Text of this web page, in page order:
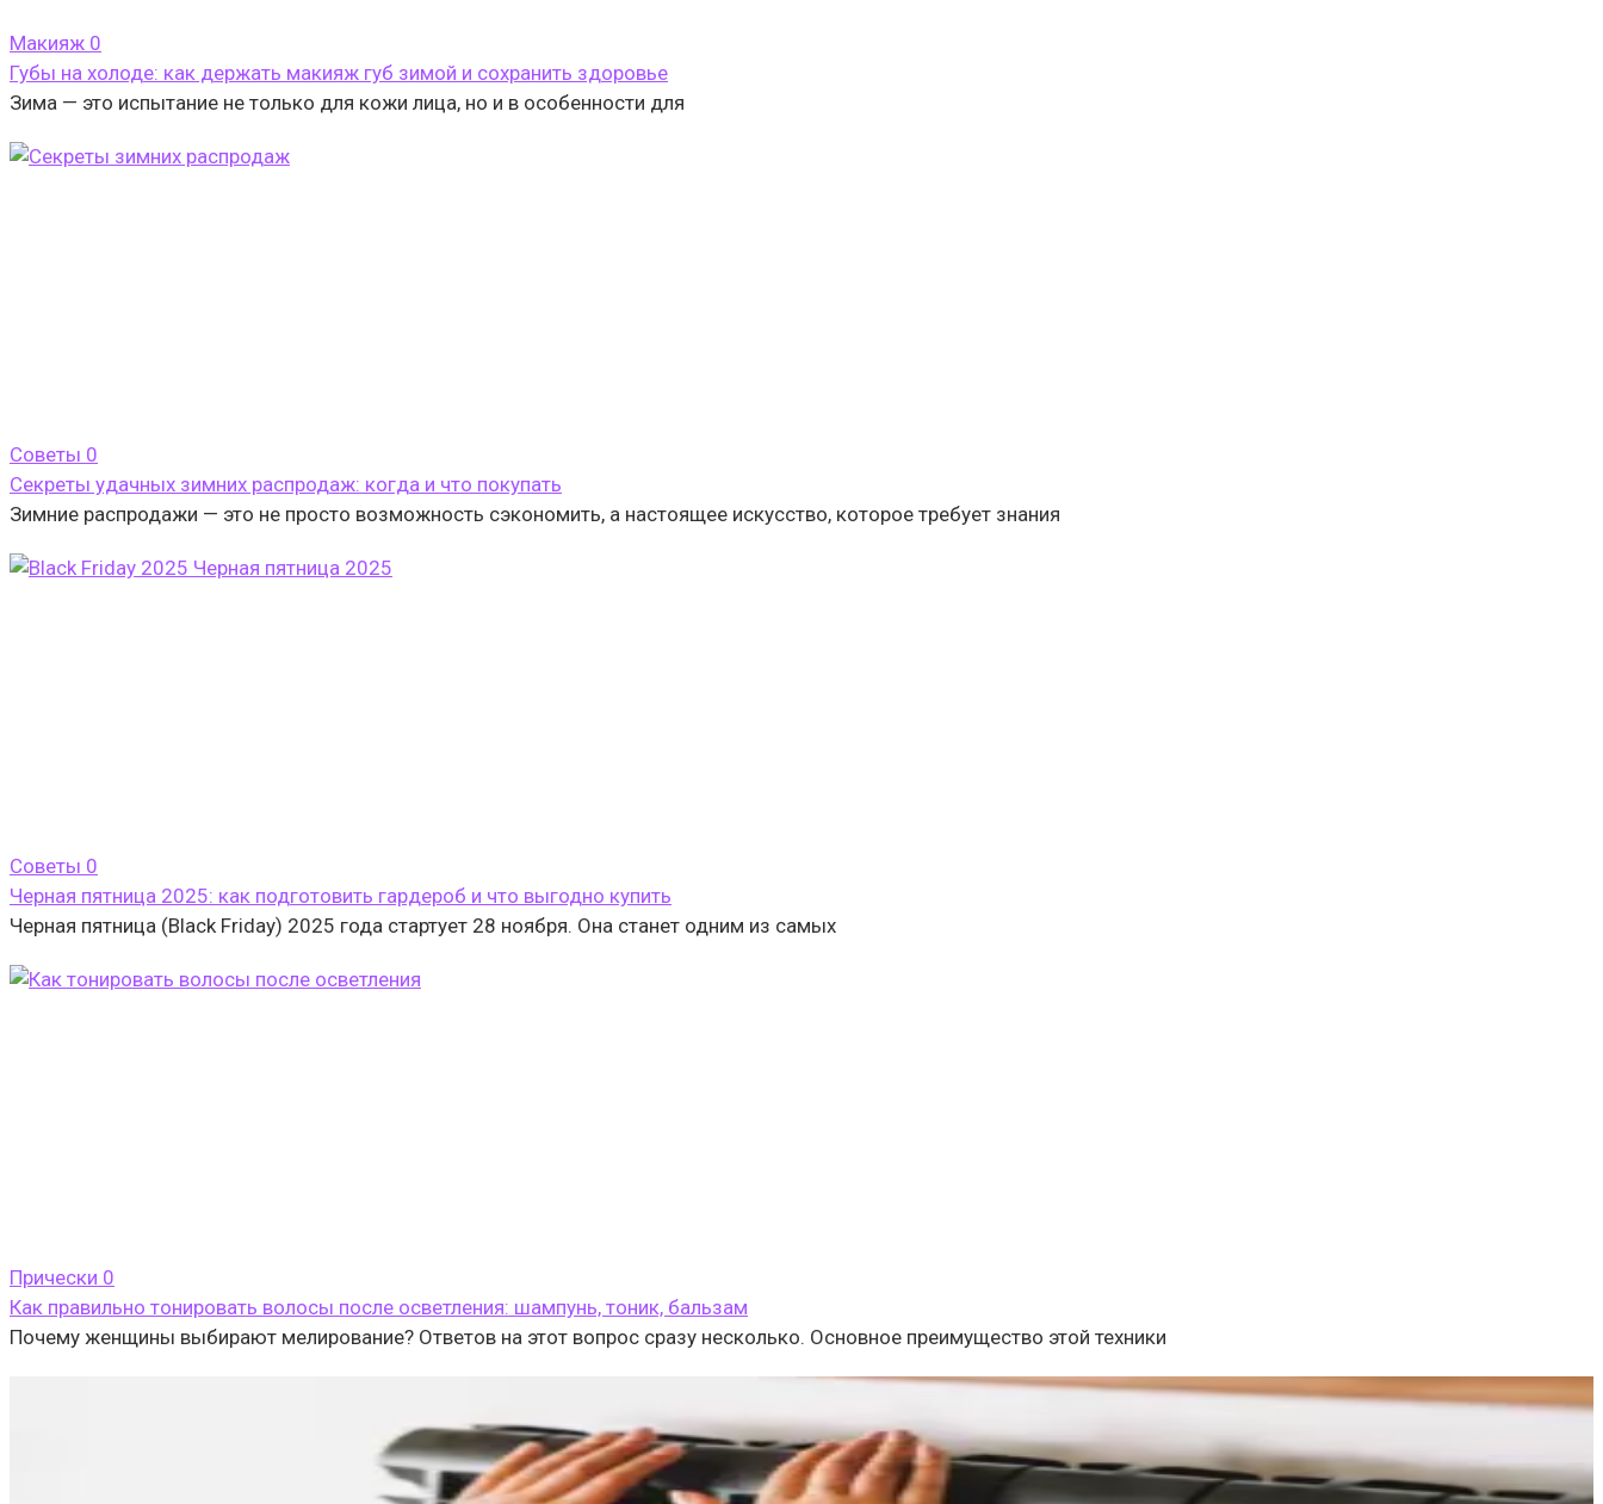
Макияж 0
Губы на холоде: как держать макияж губ зимой и сохранить здоровье
Зима — это испытание не только для кожи лица, но и в особенности для
Cоветы 0
Секреты удачных зимних распродаж: когда и что покупать
Зимние распродажи — это не просто возможность сэкономить, а настоящее искусство, которое требует знания
Cоветы 0
Черная пятница 2025: как подготовить гардероб и что выгодно купить
Черная пятница (Black Friday) 2025 года стартует 28 ноября. Она станет одним из самых
Прически 0
Как правильно тонировать волосы после осветления: шампунь, тоник, бальзам
Почему женщины выбирают мелирование? Ответов на этот вопрос сразу несколько. Основное преимущество этой техники